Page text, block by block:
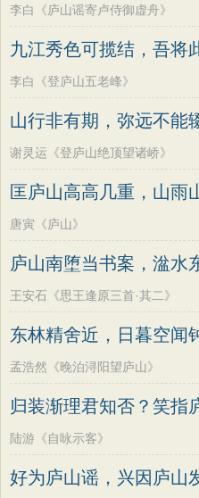
李白《庐山谣寄卢侍御虚舟》
九江秀色可揽结，吾将
李白《登庐山五老峰》
山行非有期，弥远不能
谢灵运《登庐山绝顶望诸峤》
匡庐山高高几重，山雨
唐寅《庐山》
庐山南堕当书案，湓水
王安石《思王逢原三首·其二》
东林精舍近，日暮空闻
孟浩然《晚泊浔阳望庐山》
归装渐理君知否？笑指
陆游《自咏示客》
好为庐山谣，兴因庐山